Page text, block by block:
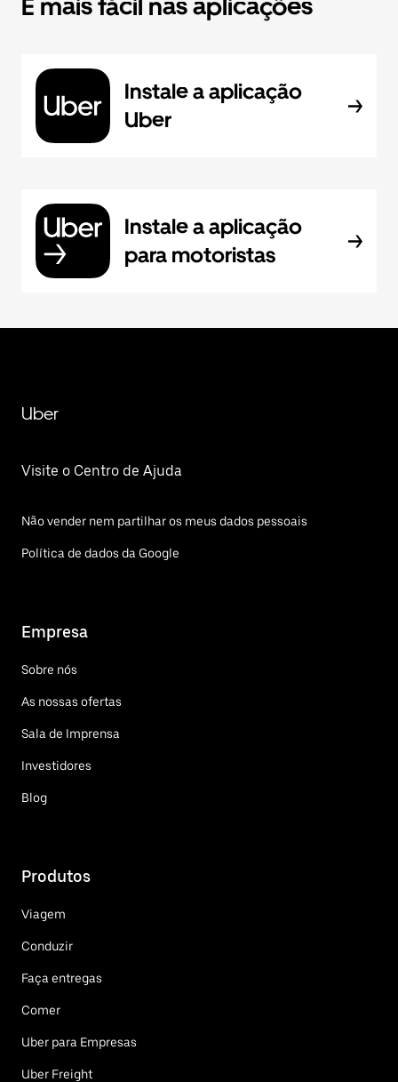
É mais fácil nas aplicações
Instale a aplicação
Uber
Instale a aplicação
para motoristas
Uber
Visite o Centro de Ajuda
Não vender nem partilhar os meus dados pessoais
Política de dados da Google
Empresa
Sobre nós
As nossas ofertas
Sala de Imprensa
Investidores
Blog
Produtos
Viagem
Conduzir
Faça entregas
Comer
Uber para Empresas
Uber Freight